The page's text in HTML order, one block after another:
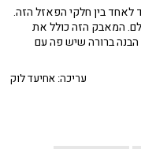
לאחד בין חלקי הפאזל הזה.
המאבק הזה כולל את
ברורה שיש פה עם
עריכה: אחיעד לוק